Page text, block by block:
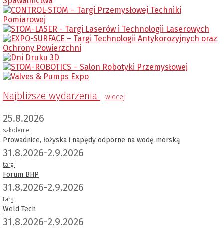
Najbliższe wydarzenia wiecej
25.8.2026
szkolenie
Prowadnice, łożyska i napędy odporne na wodę morską
31.8.2026-2.9.2026
targi
Forum BHP
31.8.2026-2.9.2026
targi
Weld Tech
31.8.2026-2.9.2026